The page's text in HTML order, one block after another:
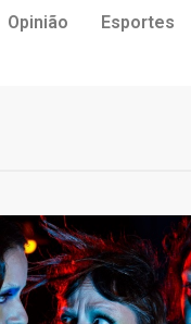
Opinião Esportes